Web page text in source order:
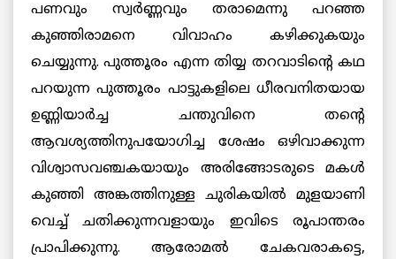
പണവും സ്വര്‍ണ്ണവും തരാമെന്നു പറഞ്ഞ
കുഞ്ഞിരാമനെ വിവാഹം കഴിക്കുകയും
ചെയ്യുന്നു. പുത്തൂരം എന്ന തിയ്യ തറവാടിന്റെ കഥ
പറയുന്ന പുത്തൂരം പാട്ടുകളിലെ ധീരവനിതയായ
ഉണ്ണിയാര്‍ച്ച ചന്തുവിനെ തന്റെ
ആവശ്യത്തിനുപയോഗിച്ച ശേഷം ഒഴിവാക്കുന്ന
വിശ്വാസവഞ്ചകയായും അരിങ്ങോടരുടെ മകള്‍
കുഞ്ഞി അങ്കത്തിനുള്ള ചുരികയില്‍ മുളയാണി
വെച്ച് ചതിക്കുന്നവളായും ഇവിടെ രൂപാന്തരം
പ്രാപിക്കുന്നു. ആരോമല്‍ ചേകവരാകട്ടെ,